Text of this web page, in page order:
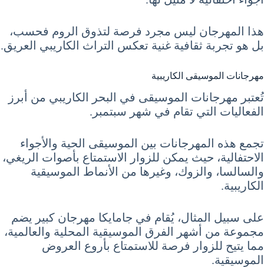
هذا المهرجان ليس مجرد فرصة لتذوق الروم فحسب،
بل هو تجربة ثقافية غنية تعكس التراث الكاريبي العريق.
مهرجانات الموسيقى الكاريبية
تُعتبر مهرجانات الموسيقى في البحر الكاريبي من أبرز
الفعاليات التي تقام في شهر سبتمبر.
تجمع هذه المهرجانات بين الموسيقى الحية والأجواء
الاحتفالية، حيث يمكن للزوار الاستمتاع بأصوات الريغي،
والسالسا، والزوك، وغيرها من الأنماط الموسيقية
الكاريبية.
على سبيل المثال، يُقام في جامايكا مهرجان كبير يضم
مجموعة من أشهر الفرق الموسيقية المحلية والعالمية،
مما يتيح للزوار فرصة للاستمتاع بأروع العروض
الموسيقية.